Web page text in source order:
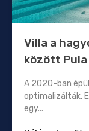
Villa a
között
A 2020-ban
optimalizálták.
egy...